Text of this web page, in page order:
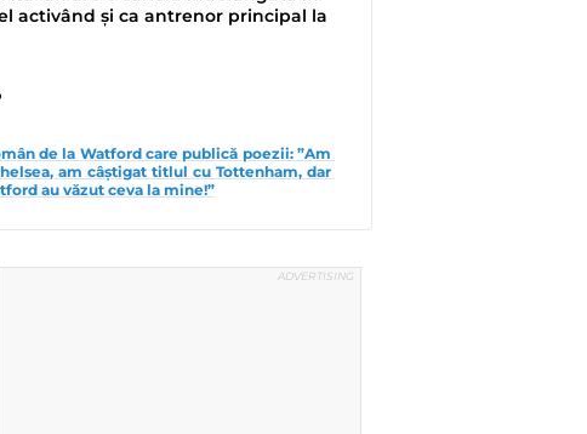
activând și ca antrenor principal la
de la Watford care publică poezii: ”Am
am câștigat titlul cu Tottenham, dar
au văzut ceva la mine!”